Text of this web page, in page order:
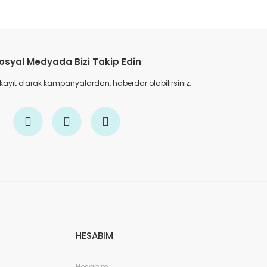
Medyada Bizi Takip Edin
olarak kampanyalardan, haberdar olabilirsiniz.
HESABIM